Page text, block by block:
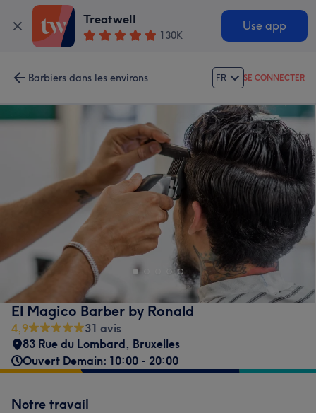
Treatwell
130K
Use app
Barbiers dans les environs FR SE CONNECTER
El Magico Barber by Ronald
4,9
31 avis
83 Rue du Lombard, Bruxelles
Ouvert Demain: 10:00 - 20:00
Notre travail